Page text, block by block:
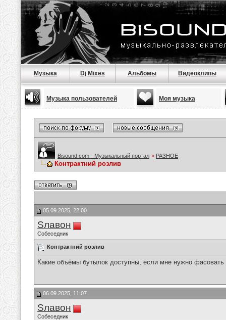
Музыка Dj Mixes Альбомы Видеоклипы
Музыка пользователей Моя музыка
Bisound.com - Музыкальный портал > РАЗНОЕ
Контрактний розлив
05.09.2025, 22:00
Sлавон
Собеседник
Контрактний розлив
Какие объёмы бутылок доступны, если мне нужно фасовать
06.09.2025, 11:07
Sлавон
Собеседник